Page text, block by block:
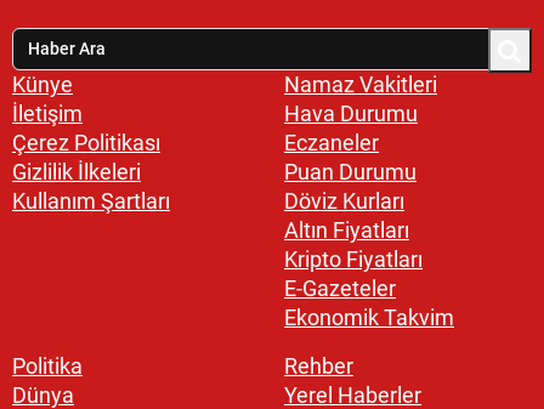
Künye
İletişim
Çerez Politikası
Gizlilik İlkeleri
Kullanım Şartları
Namaz Vakitleri
Hava Durumu
Eczaneler
Puan Durumu
Döviz Kurları
Altın Fiyatları
Kripto Fiyatları
E-Gazeteler
Ekonomik Takvim
Politika
Dünya
Rehber
Yerel Haberler